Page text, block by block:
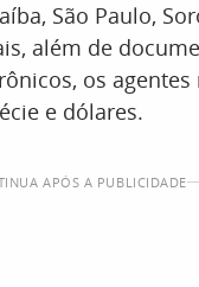
São Paulo,
além de
os agentes
e dólares.
APÓS A PUBLICIDADE